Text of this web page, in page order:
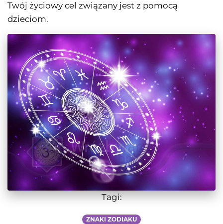
Twój życiowy cel związany jest z pomocą
dzieciom.
Tagi:
ZNAKI ZODIAKU